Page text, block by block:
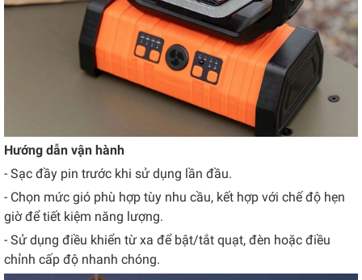
Hướng dẫn vận hành
- Sạc đầy pin trước khi sử dụng lần đầu.
- Chọn mức gió phù hợp tùy nhu cầu, kết hợp với chế độ hẹn
giờ để tiết kiệm năng lượng.
- Sử dụng điều khiển từ xa để bật/tắt quạt, đèn hoặc điều
chỉnh cấp độ nhanh chóng.